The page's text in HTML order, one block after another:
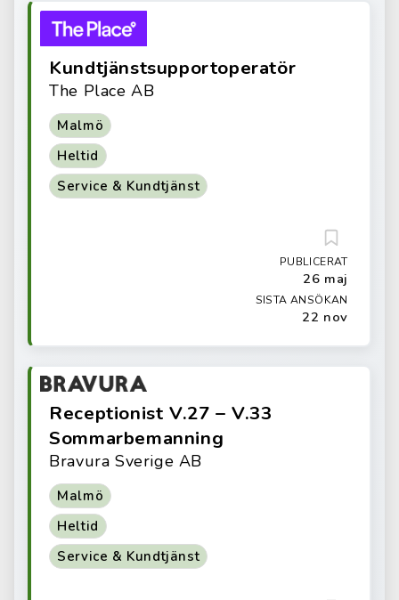
Kundtjänstsupportoperatör
The Place AB
Malmö
Heltid
Service & Kundtjänst
PUBLICERAT
26 maj
SISTA ANSÖKAN
22 nov
Receptionist V.27 – V.33
Sommarbemanning
Bravura Sverige AB
Malmö
Heltid
Service & Kundtjänst